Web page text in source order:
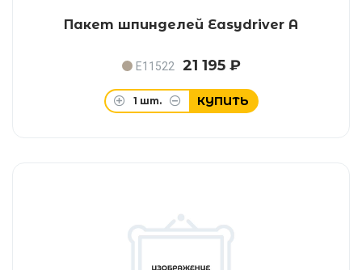
Пакет шпинделей Easydriver A
E11522 21 195 ₽
1 шт. КУПИТЬ